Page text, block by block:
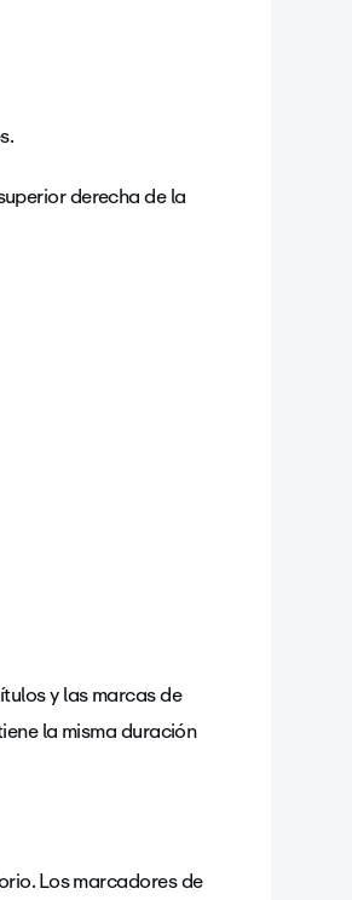
derecha de la
y las marcas de
la misma duración
Los marcadores de